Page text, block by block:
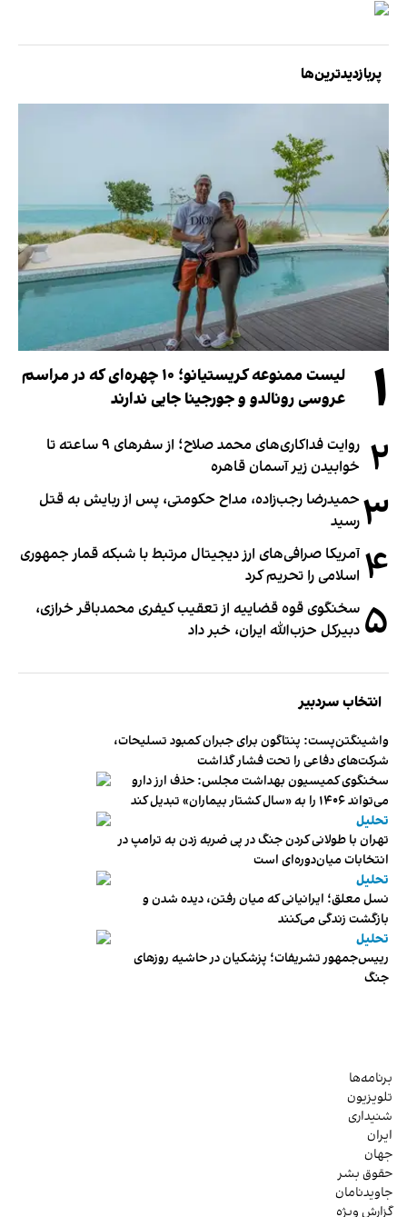
پربازدیدترین‌ها
۱
لیست ممنوعه کریستیانو؛ ۱۰ چهره‌ای که در مراسم
عروسی رونالدو و جورجینا جایی ندارند
۲
روایت فداکاری‌های محمد صلاح؛ از سفرهای ۹ ساعته تا
خوابیدن زیر آسمان قاهره
۳ حمیدرضا رجب‌زاده، مداح حکومتی، پس از ربایش به قتل
رسید
۴ آمریکا صرافی‌های ارز دیجیتال مرتبط با شبکه قمار جمهوری
اسلامی را تحریم کرد
۵ سخنگوی قوه قضاییه از تعقیب کیفری محمدباقر خرازی،
دبیر‌کل حزب‌الله ایران، خبر داد
انتخاب سردبیر
واشینگتن‌پست: پنتاگون برای جبران کمبود تسلیحات،
شرکت‌های دفاعی را تحت فشار گذاشت
سخنگوی کمیسیون بهداشت مجلس: حذف ارز دارو
می‌تواند ۱۴۰۶ را به «سال کشتار بیماران» تبدیل کند
تحلیل
تهران با طولانی کردن جنگ در پی ضربه زدن به ترامپ در
انتخابات میان‌دوره‌ای است
تحلیل
نسل معلق؛ ایرانیانی که میان رفتن، دیده شدن و
بازگشت زندگی می‌کنند
تحلیل
رییس‌جمهور تشریفات؛ پزشکیان در حاشیه روزهای
جنگ
برنامه‌ها
تلویزیون
شنیداری
ایران
جهان
حقوق بشر
جاویدنامان
گزارش ویژه